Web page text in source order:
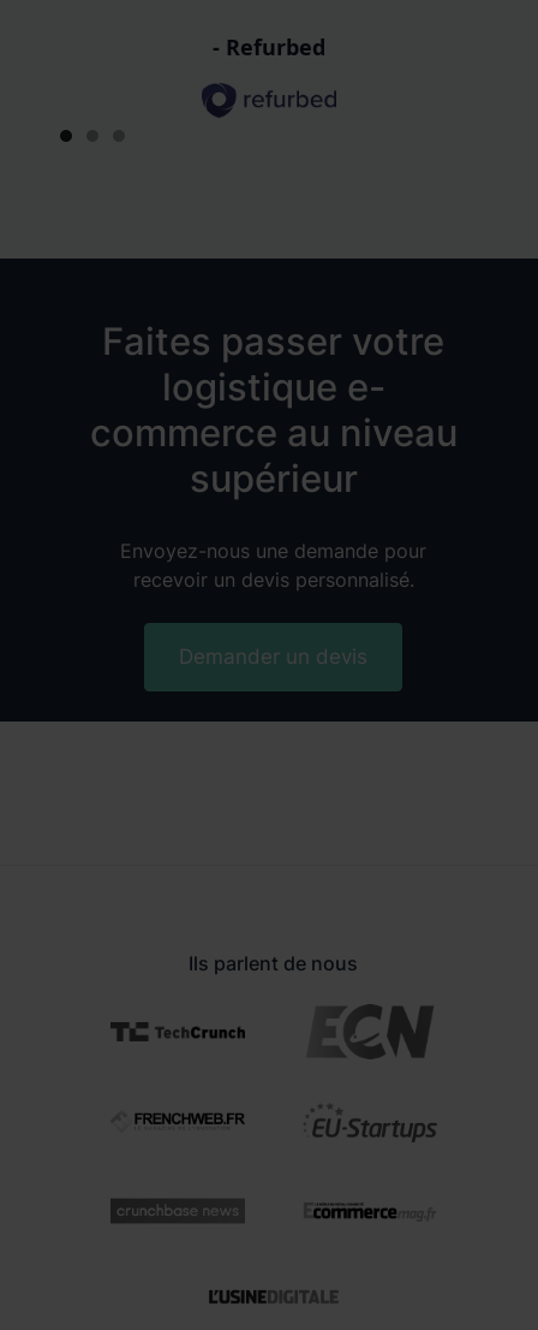
- Refurbed
Faites passer votre
logistique e-
commerce au niveau
supérieur
Envoyez-nous une demande pour
recevoir un devis personnalisé.
Demander un devis
Ils parlent de nous